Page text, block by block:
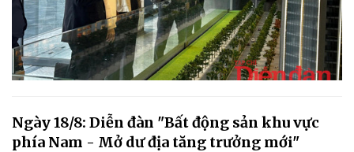
Ngày 18/8: Diễn đàn "Bất động sản khu vực
phía Nam - Mở dư địa tăng trưởng mới"